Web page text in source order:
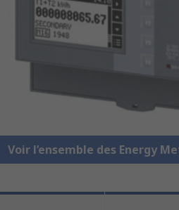
Voir l’ensemble des Energy